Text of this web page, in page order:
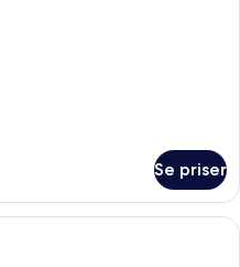
Se priser
Enkelrum | Minibar,